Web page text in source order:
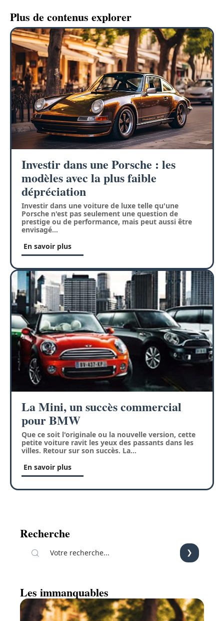
Plus de contenus explorer
Investir dans une Porsche : les
modèles avec la plus faible
dépréciation
Investir dans une voiture de luxe telle qu'une
Porsche n'est pas seulement une question de
prestige ou de performance, mais peut aussi être
envisagé…
En savoir plus
La Mini, un succès commercial
pour BMW
Que ce soit l'originale ou la nouvelle version, cette
petite voiture ravit les yeux des passants dans les
villes. Retour sur son succès. La…
En savoir plus
Recherche
Les immanquables